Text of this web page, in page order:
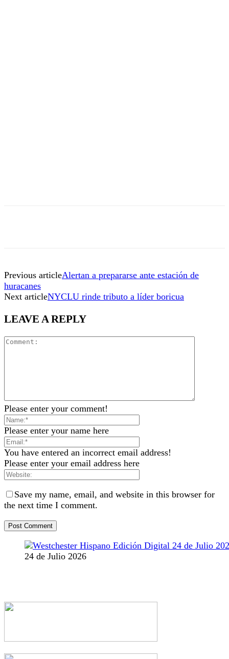
Previous articleAlertan a prepararse ante estación de
huracanes
Next articleNYCLU rinde tributo a líder boricua
LEAVE A REPLY
Please enter your comment!
Please enter your name here
You have entered an incorrect email address!
Please enter your email address here
Save my name, email, and website in this browser for
the next time I comment.
24 de Julio 2026